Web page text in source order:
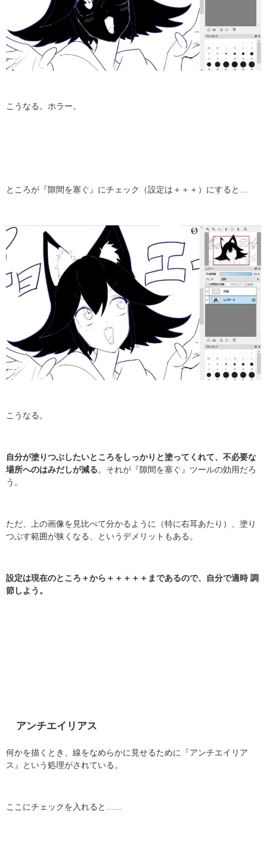
こうなる。ホラー。
ところが『隙間を塞ぐ』にチェック（設定は＋＋＋）にすると…
こうなる。
自分が塗りつぶしたいところをしっかりと塗ってくれて、不必要な
場所へのはみだしが減る 。それが『隙間を塞ぐ』ツールの効用だろ
う。
ただ、上の画像を見比べて分かるように（特に右耳あたり）、塗り
つぶす範囲が狭くなる、というデメリットもある。
設定は現在のところ＋から＋＋＋＋＋まであるので、自分で適時 調
節しよう。
アンチエイリアス
何かを描くとき、線をなめらかに見せるために『アンチエイリア
ス』という処理がされている。
ここにチェックを入れると……